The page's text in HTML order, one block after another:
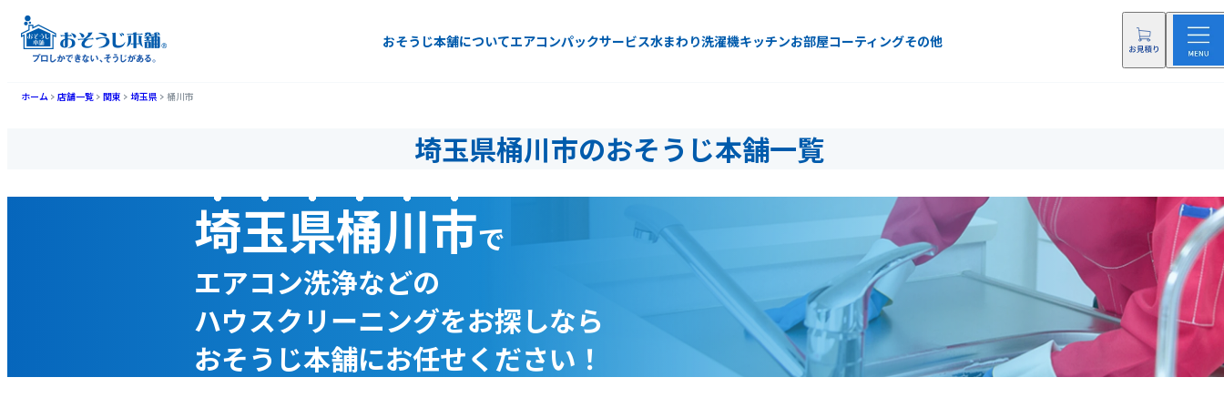
おそうじ本舗についてエアコンパックサービス水まわり洗濯機キッチンお部屋コーティングその他
ホーム 店舗一覧 関東 埼玉県 桶川市
埼玉県桶川市のおそうじ本舗一覧
埼玉県桶川市で
エアコン洗浄などの
ハウスクリーニングをお探しなら
おそうじ本舗にお任せください！